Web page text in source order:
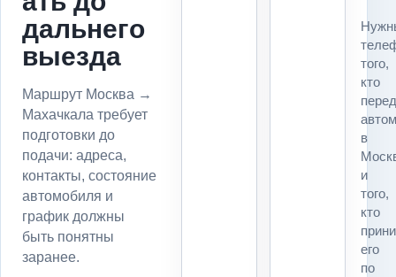
дальнего
выезда
Маршрут Москва →
Махачкала требует
подготовки до
подачи: адреса,
контакты, состояние
автомобиля и
график должны
быть понятны
заранее.
того,
кто
в
и
того,
кто
его
по